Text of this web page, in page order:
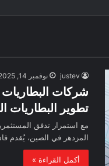
justev نوفمبر 14, 2025
شركات البطاريات
تطوير البطاريات
مع استمرار تدفق
المزدهر في الصين، يُقدم
أكمل القراءة »